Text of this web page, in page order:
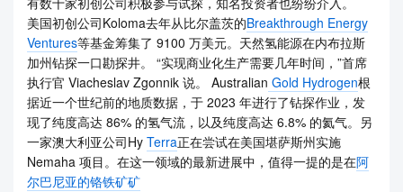
美国初创公司Koloma去年从比尔盖茨的Breakthrough Energy
Ventures等基金筹集了 9100 万美元。天然氢能源在内布拉斯
加州钻探一口勘探井。 “实现商业化生产需要几年时间，”首席
执行官 Viacheslav Zgonnik 说。 Australian Gold Hydrogen根
据近一个世纪前的地质数据，于 2023 年进行了钻探作业，发
现了纯度高达 86% 的氢气流，以及纯度高达 6.8% 的氦气。另
一家澳大利亚公司Hy Terra正在尝试在美国堪萨斯州实施
Nemaha 项目。在这一领域的最新进展中，值得一提的是在阿
尔巴尼亚的铬铁矿矿